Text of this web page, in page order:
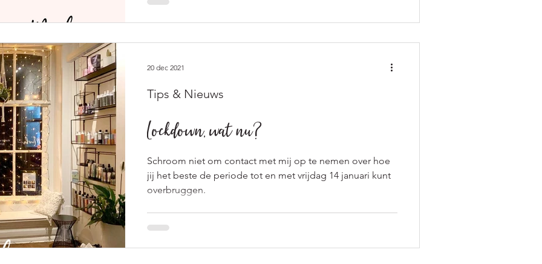
Lockdown, wat nu?
Schroom niet om contact met mij op te nemen over hoe
jij het beste de periode tot en met vrijdag 14 januari kunt
overbruggen.
Tips & Nieuws
20 dec 2021